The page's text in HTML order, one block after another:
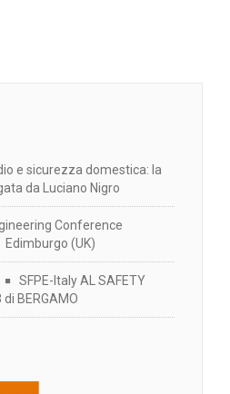
e sicurezza domestica: la
da Luciano Nigro
Conference
Edimburgo (UK)
SFPE-Italy AL SAFETY
di BERGAMO